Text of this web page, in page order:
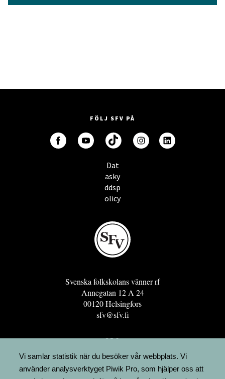
FÖLJ SFV PÅ
Dat
asky
ddsp
olicy
Svenska folkskolans vänner rf
Annegatan 12 A 24
00120 Helsingfors
sfv@sfv.fi
GRO
FÖRENINGSRESURSEN
MINNESRUNOR.FI
Vi samlar statistik när du besöker vår webbplats. Vi
använder analysverktyget Piwik Pro, som hjälper oss att